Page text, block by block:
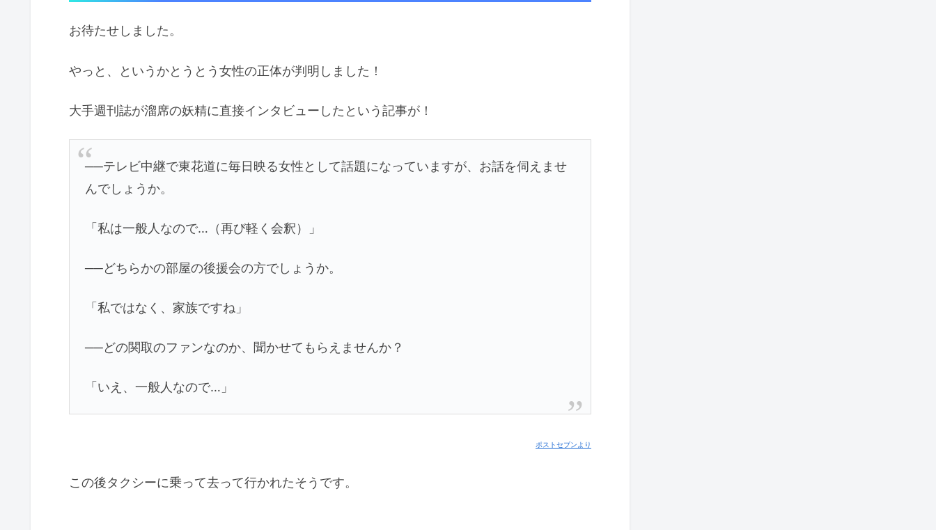
お待たせしました。
やっと、というかとうとう女性の正体が判明しました！
大手週刊誌が溜席の妖精に直接インタビューしたという記事が！
──テレビ中継で東花道に毎日映る女性として話題になっていますが、お話を伺えませ
んでしょうか。
「私は一般人なので…（再び軽く会釈）」
──どちらかの部屋の後援会の方でしょうか。
「私ではなく、家族ですね」
──どの関取のファンなのか、聞かせてもらえませんか？
「いえ、一般人なので…」
ポストセブンより
この後タクシーに乗って去って行かれたそうです。